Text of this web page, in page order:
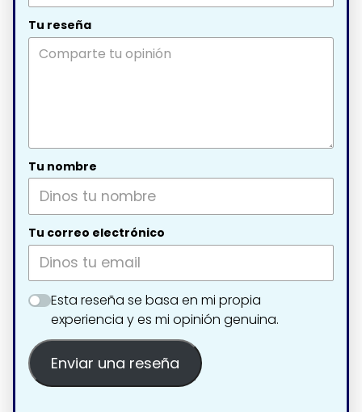
Tu reseña
Tu nombre
Tu correo electrónico
Esta reseña se basa en mi propia
experiencia y es mi opinión genuina.
Enviar una reseña